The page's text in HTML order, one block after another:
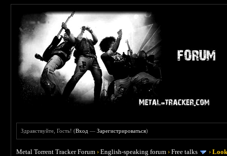
Здравствуйте, Гость! (Вход —Зарегистрироваться)
Metal Torrent Tracker Forum ›English-speaking forum ›Free talks ›